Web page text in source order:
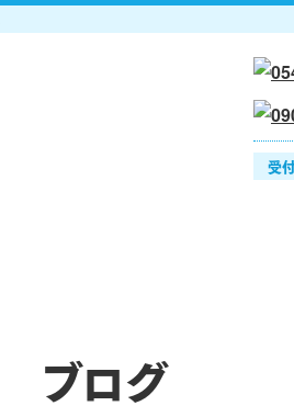
受
ブログ